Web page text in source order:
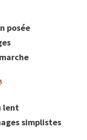
posée
lent
simplistes